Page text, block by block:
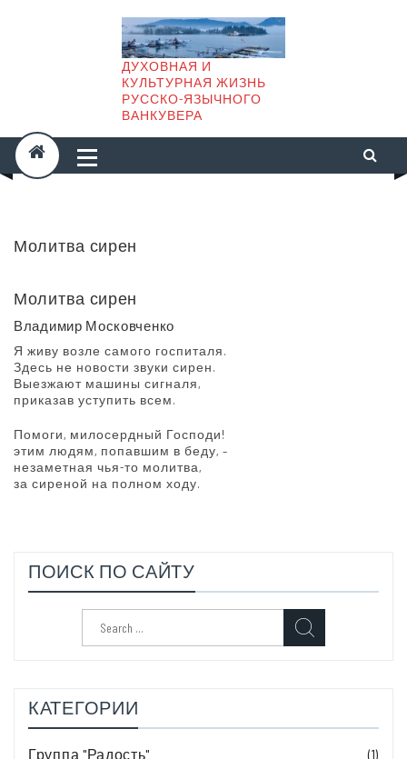
ДУХОВНАЯ И
КУЛЬТУРНАЯ ЖИЗНЬ
РУССКО-ЯЗЫЧНОГО
ВАНКУВЕРА
Молитва сирен
Молитва сирен
Владимир Московченко
Я живу возле самого госпиталя.
Здесь не новости звуки сирен.
Выезжают машины сигналя,
приказав уступить всем.
Помоги, милосердный Господи!
этим людям, попавшим в беду, –
незаметная чья-то молитва,
за сиреной на полном ходу.
ПОИСК ПО САЙТУ
КАТЕГОРИИ
Группа "Радость"
(1)